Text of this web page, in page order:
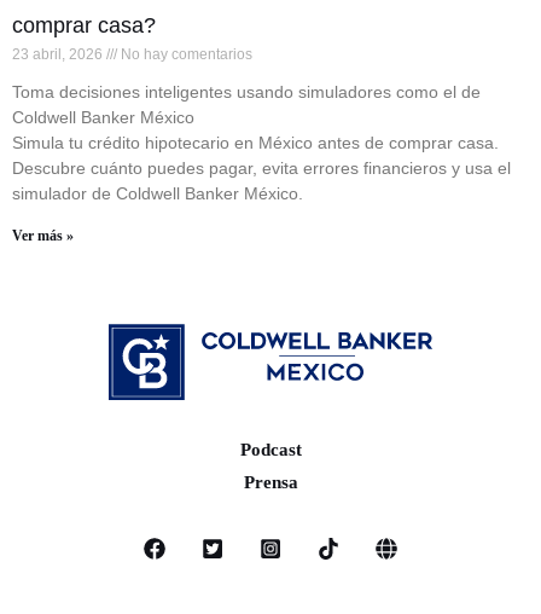
comprar casa?
23 abril, 2026 No hay comentarios
Toma decisiones inteligentes usando simuladores como el de
Coldwell Banker México
Simula tu crédito hipotecario en México antes de comprar casa.
Descubre cuánto puedes pagar, evita errores financieros y usa el
simulador de Coldwell Banker México.
Ver más »
Podcast
Prensa